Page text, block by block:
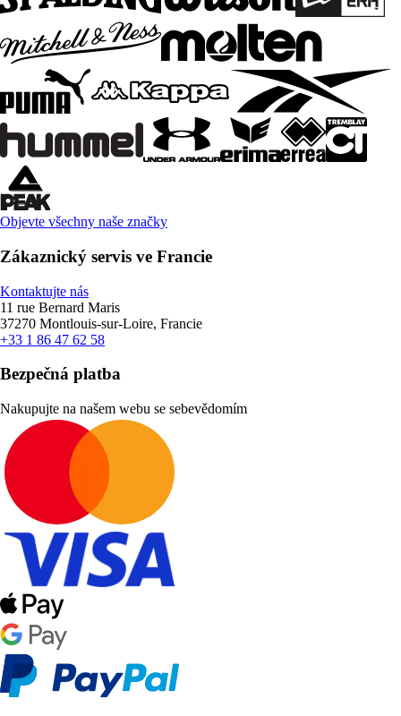
Objevte všechny naše značky
Zákaznický servis ve Francie
Kontaktujte nás
11 rue Bernard Maris
37270 Montlouis-sur-Loire, Francie
+33 1 86 47 62 58
Bezpečná platba
Nakupujte na našem webu se sebevědomím